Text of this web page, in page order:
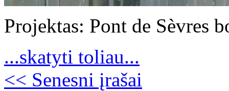
Projektas: Pont de Sèvres
...skatyti toliau...
<< Senesni įrašai